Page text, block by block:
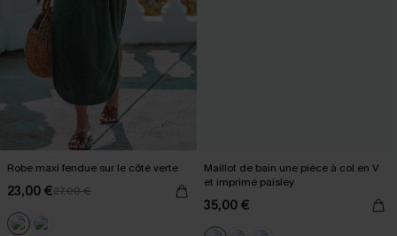
Robe maxi fendue sur le côté verte
23,00 €27,00 €
Maillot de bain une pièce à col en V
et imprimé paisley
35,00 €